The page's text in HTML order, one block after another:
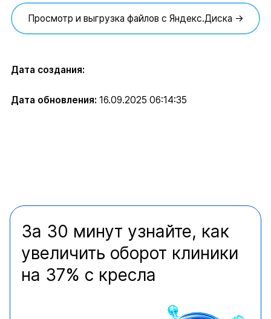
Просмотр и выгрузка файлов с Яндекс.Диска →
Дата создания:
Дата обновления: 16.09.2025 06:14:35
За 30 минут узнайте, как
увеличить оборот клиники
на 37% с кресла